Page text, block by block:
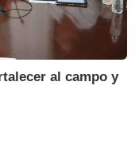
al campo y